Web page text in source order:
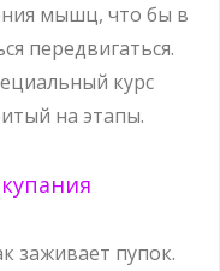
мышц, что бы в
передвигаться.
курс
на этапы.
заживает пупок.